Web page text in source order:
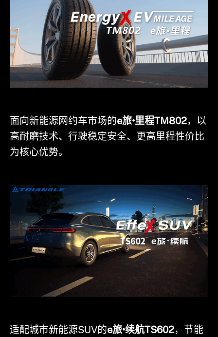
面向新能源网约车市场的e旅•里程TM802，以
高耐磨技术、行驶稳定安全、更高里程性价比
为核心优势。
适配城市新能源SUV的e旅•续航TS602，节能